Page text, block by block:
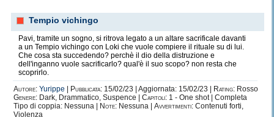
Tempio vichingo
Pavi, tramite un sogno, si ritrova legato a un altare sacrificale davanti
a un Tempio vichingo con Loki che vuole compiere il rituale su di lui.
Che cosa sta succedendo? perchè il dio della distruzione e
dell'inganno vuole sacrificarlo? qual'è il suo scopo? non resta che
scoprirlo.
Autore: Yurippe Pubblicata: 15/02/23 | Aggiornata: 15/02/23 | Rating: Rosso
Genere: Dark, Drammatico, Suspence | Capitoli: 1 - One shot | Completa
Tipo di coppia: Nessuna |
Note: Nessuna | Avvertimenti: Contenuti forti,
Violenza